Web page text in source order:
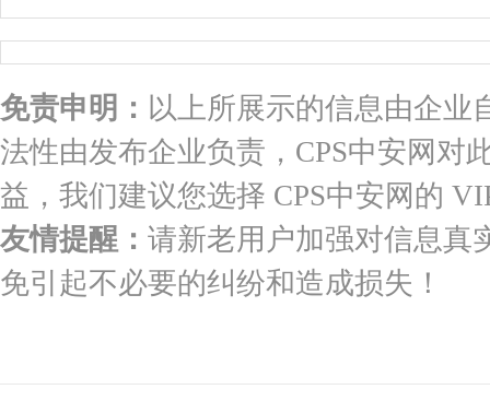
免责申明： 以上所展示的信息由企业
法性由发布企业负责，CPS中安网对
益，我们建议您选择 CPS中安网的
友情提醒： 请新老用户加强对信息真
免引起不必要的纠纷和造成损失！